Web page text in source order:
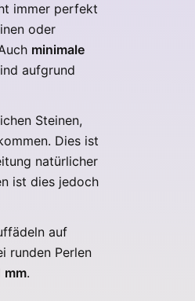
immer perfekt
oder
minimale
aufgrund
Steinen,
Dies ist
natürlicher
ist dies jedoch
auf
runden Perlen
mm.